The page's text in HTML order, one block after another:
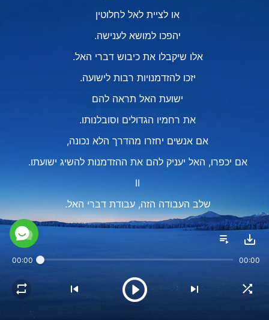
או לציית לאל לחלוטין
יהפכו למושא לענישה.
אלו שיקבלו את כיבוש דברי האל.
יזכו להזדמנויות רבות לישועה.
ישועת האל תראה להם
את רחמיו הגדולים וסובלנותו.
אם אנשים יחזרו מהדרך הלא נכונה,
אם יכפרו, האל יעניק להם את ההזדמנות להשיג ישועתו.
II
שלב העבודה הזה, עבודת דברי האל.
פשוט פותח לאנשים
זה עוזר לבני האדם להבין את רצון האל
00:00 00:00